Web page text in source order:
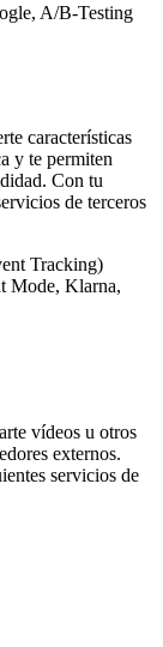
A/B-Testing
características
y te permiten
Con tu
de terceros
Tracking)
Mode, Klarna,
vídeos u otros
externos.
servicios de